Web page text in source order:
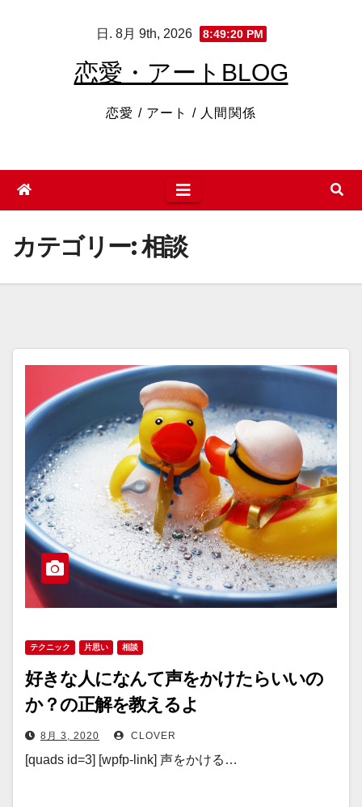
日. 8月 9th, 2026 8:49:21 PM
恋愛・アートBLOG
恋愛 / アート / 人間関係
カテゴリー:相談
テクニック 片思い 相談
好きな人になんて声をかけたらいいの
か？の正解を教えるよ
8月 3, 2020 CLOVER
[quads id=3] [wpfp-link] 声をかける…